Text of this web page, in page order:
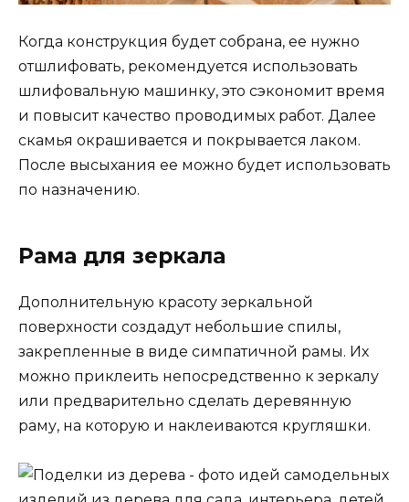
Когда конструкция будет собрана, ее нужно
отшлифовать, рекомендуется использовать
шлифовальную машинку, это сэкономит время
и повысит качество проводимых работ. Далее
скамья окрашивается и покрывается лаком.
После высыхания ее можно будет использовать
по назначению.
Рама для зеркала
Дополнительную красоту зеркальной
поверхности создадут небольшие спилы,
закрепленные в виде симпатичной рамы. Их
можно приклеить непосредственно к зеркалу
или предварительно сделать деревянную
раму, на которую и наклеиваются кругляшки.